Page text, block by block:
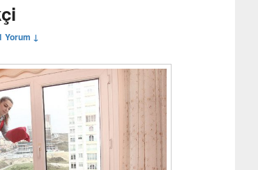
Yorum ↓